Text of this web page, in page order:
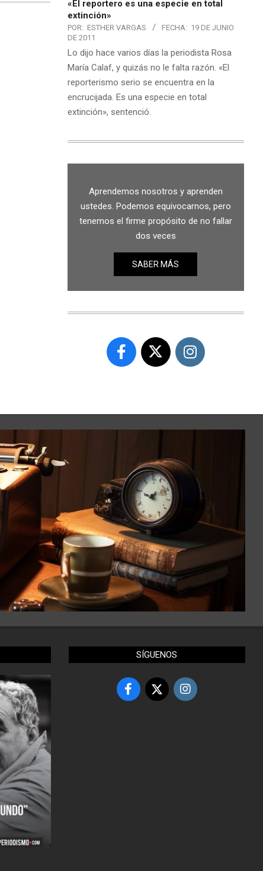
«El reportero es una especie en total
extinción»
POR: ESTHER VARGAS FECHA: 19 DE JUNIO
DE 2011
Lo dijo hace varios días la periodista Rosa
María Calaf, y quizás no le falta razón. «El
reporterismo serio se encuentra en la
encrucijada. Es una especie en total
extinción», sentenció.
Aprendemos nosotros y aprenden
ustedes. Podemos equivocarnos, pero
tenemos el firme propósito de no fallar
dos veces
SABER MÁS
SÍGUENOS